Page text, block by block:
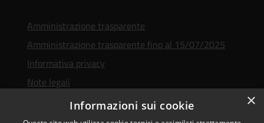
Amministrazione trasparente
Amministrazione trasparente fino al 15/07/2025
Informativa privacy
Note legali
Dichiarazione di accessibilità
×
Informazioni sui cookie